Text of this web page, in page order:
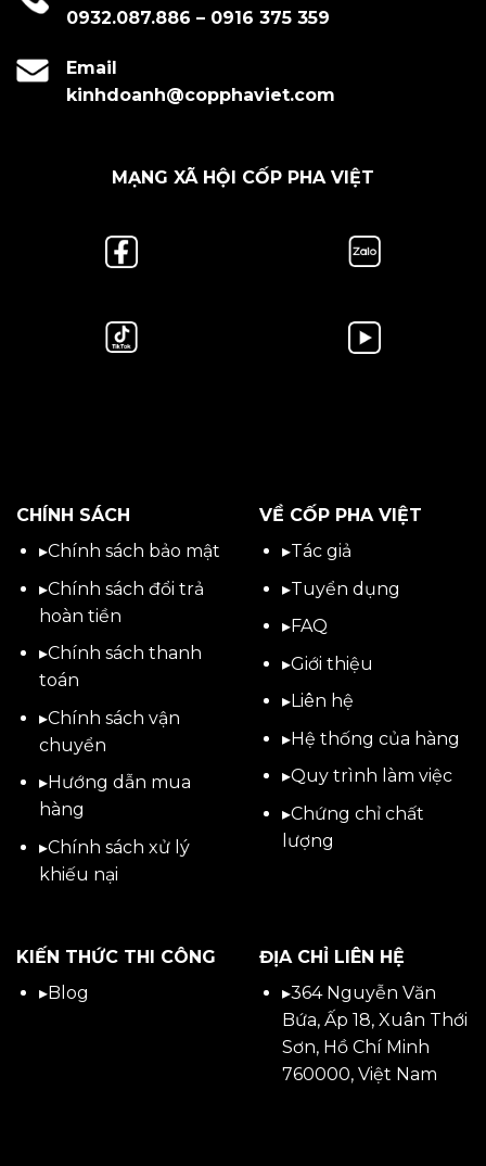
0932.087.886 – 0916 375 359
Email
kinhdoanh@copphaviet.com
MẠNG XÃ HỘI CỐP PHA VIỆT
CHÍNH SÁCH
▸Chính sách bảo mật
▸Chính sách đổi trả
hoàn tiền
▸Chính sách thanh
toán
▸Chính sách vận
chuyển
▸Hướng dẫn mua
hàng
▸Chính sách xử lý
khiếu nại
VỀ CỐP PHA VIỆT
▸Tác giả
▸Tuyển dụng
▸FAQ
▸Giới thiệu
▸Liên hệ
▸Hệ thống của hàng
▸Quy trình làm việc
▸Chứng chỉ chất
lượng
KIẾN THỨC THI CÔNG
▸Blog
ĐỊA CHỈ LIÊN HỆ
▸364 Nguyễn Văn
Bứa, Ấp 18, Xuân Thới
Sơn, Hồ Chí Minh
760000, Việt Nam